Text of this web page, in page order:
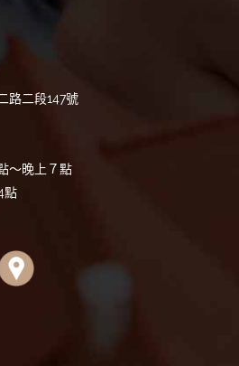
路二段147號
～晚上７點
點